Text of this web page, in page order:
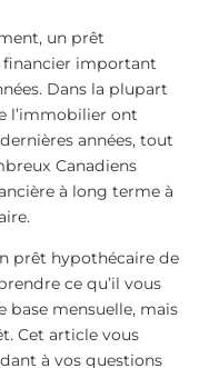
un prêt
financier important
Dans la plupart
l’immobilier ont
années, tout
Canadiens
à long terme à
prêt hypothécaire de
ce qu’il vous
base mensuelle, mais
Cet article vous
à vos questions